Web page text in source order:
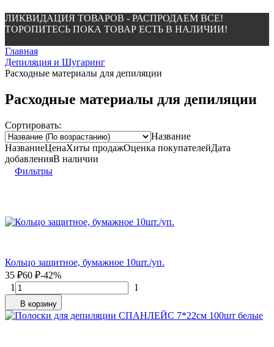
ЛИКВИДАЦИЯ ТОВАРОВ - РАСПРОДАЕМ ВСЕ!
ТОРОПИТЕСЬ ПОКА ТОВАР ЕСТЬ В НАЛИЧИИ!
Главная
Депиляция и Шугаринг
Расходные материалы для депиляции
Расходные материалы для депиляции
Сортировать:
Название
НазваниеЦенаХиты продажОценка покупателейДата
добавленияВ наличии
Фильтры
Кольцо защитное, бумажное 10шт./уп.
35 ₽60 ₽-42%
1
1
В корзину